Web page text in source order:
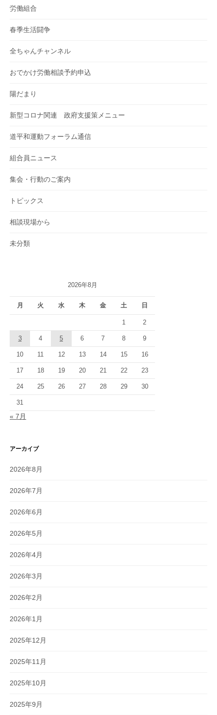
労働組合
春季生活闘争
全ちゃんチャンネル
おでかけ労働相談予約申込
陽だまり
新型コロナ関連 政府支援策メニュー
道平和運動フォーラム通信
組合員ニュース
集会・行動のご案内
トピックス
相談現場から
未分類
2026年8月
月 火 水 木 金 土 日
1 2
3 4 5 6 7 8 9
10 11 12 13 14 15 16
17 18 19 20 21 22 23
24 25 26 27 28 29 30
31
« 7月
アーカイブ
2026年8月
2026年7月
2026年6月
2026年5月
2026年4月
2026年3月
2026年2月
2026年1月
2025年12月
2025年11月
2025年10月
2025年9月